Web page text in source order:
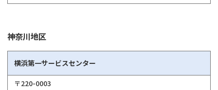
神奈川地区
横浜第一サービスセンター
〒220-0003